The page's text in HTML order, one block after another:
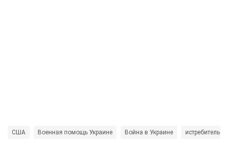
США Военная помощь Украине Война в Украине истребитель F-